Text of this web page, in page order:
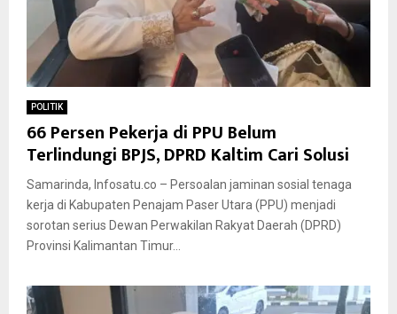
POLITIK
66 Persen Pekerja di PPU Belum
Terlindungi BPJS, DPRD Kaltim Cari Solusi
Samarinda, Infosatu.co – Persoalan jaminan sosial tenaga
kerja di Kabupaten Penajam Paser Utara (PPU) menjadi
sorotan serius Dewan Perwakilan Rakyat Daerah (DPRD)
Provinsi Kalimantan Timur...